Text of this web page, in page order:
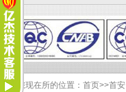
您现在所的位置： 首页>>首安